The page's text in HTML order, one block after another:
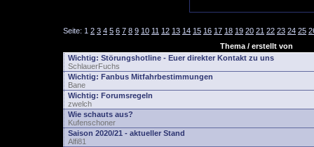
Seite: 1 2 3 4 5 6 7 8 9 10 11 12 13 14 15 16 17 18 19 20 21 22 23 24 25
Thema / erstellt von
Wichtig: Störungshotline - Euer direkter Kontakt zu uns
SchlauerFuchs
Wichtig: Fanbus Mitfahrbestimmungen
Bane
Wichtig: Forumsregeln
zwelch
Wie schauts aus?
Kufenschoner
Saison 2020/21 - aktueller Stand
Alfi81